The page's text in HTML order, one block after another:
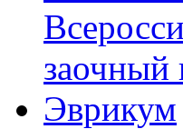
заочный
Эврикум